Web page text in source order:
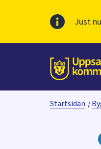
Just
Till
Startsidan /